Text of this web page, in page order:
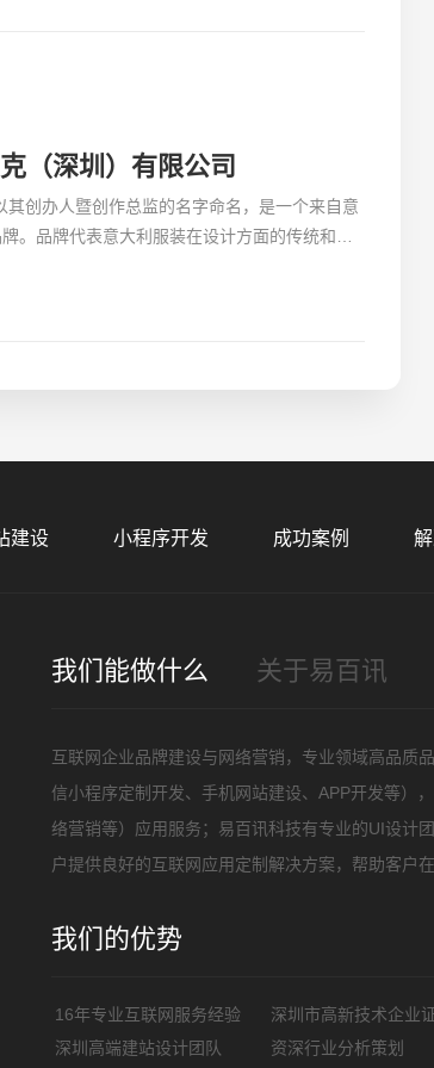
（深圳）有限公司
其创办人暨创作总监的名字命名，是一个来自意
。品牌代表意大利服装在设计方面的传统和创
建设 小程序开发 成功案例
我们能做什么 关于易百讯
互联网企业品牌建设与网络营销，专业领域高品质
信小程序定制开发、手机网站建设、APP开发等）
络营销等）应用服务；易百讯科技有专业的UI设计
户提供良好的互联网应用定制解决方案，帮助客户
我们的优势
16年专业互联网服务经验 深圳市高新技术企业
深圳高端建站设计团队
资深行业分析策划